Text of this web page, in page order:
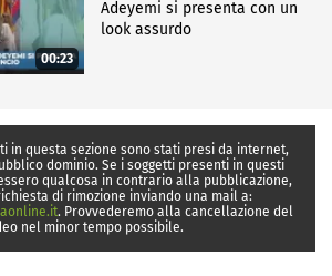
00:23
Adeyemi si presenta con un
look assurdo
in questa sezione sono stati presi da internet,
dominio. Se i soggetti presenti in questi
qualcosa in contrario alla pubblicazione,
di rimozione inviando una mail a:
. Provvederemo alla cancellazione del
nel minor tempo possibile.